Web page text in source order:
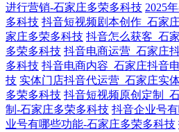
进行营销-石家庄多荣多科技 2025
多科技 抖音短视频剧本创作_石家
家庄多荣多科技 抖音怎么获客_石
多荣多科技 抖音电商运营_石家庄
多科技 抖音电商内容_石家庄抖音
技 实体门店抖音代运营_石家庄实
多荣多科技 抖音短视频原创定制_
制-石家庄多荣多科技 抖音企业号
业号有哪些功能-石家庄多荣多科技